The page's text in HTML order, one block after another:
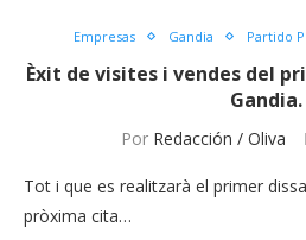
Empresas Gandia Partido
Èxit de visites i vendes del
Gandia.
Por Redacción / Oliva
Tot i que es realitzarà el primer
pròxima cita…